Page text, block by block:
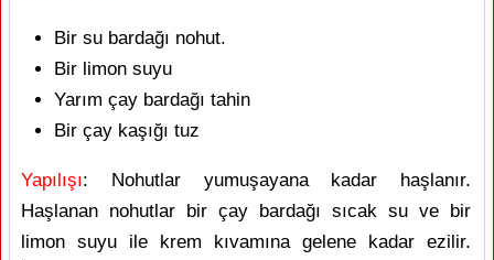
Bir su bardağı nohut.
Bir limon suyu
Yarım çay bardağı tahin
Bir çay kaşığı tuz
Yapılışı: Nohutlar yumuşayana kadar haşlanır.
Haşlanan nohutlar bir çay bardağı sıcak su ve bir
limon suyu ile krem kıvamına gelene kadar ezilir.